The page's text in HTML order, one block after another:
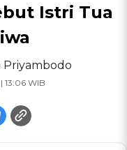
Istri Tua
Priyambodo
13:06 WIB